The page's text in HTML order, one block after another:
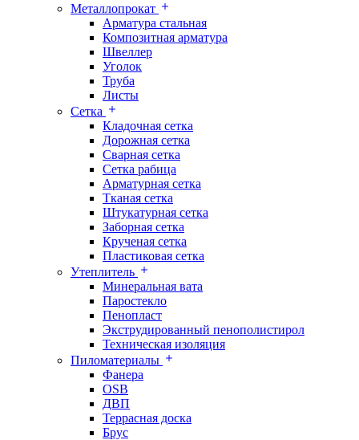
Металлопрокат
Арматура стальная
Композитная арматура
Швеллер
Уголок
Труба
Листы
Сетка
Кладочная сетка
Дорожная сетка
Сварная сетка
Сетка рабица
Арматурная сетка
Тканая сетка
Штукатурная сетка
Заборная сетка
Крученая сетка
Пластиковая сетка
Утеплитель
Минеральная вата
Паростекло
Пенопласт
Экструдированный пенополистирол
Техническая изоляция
Пиломатериалы
Фанера
OSB
ДВП
Террасная доска
Брус